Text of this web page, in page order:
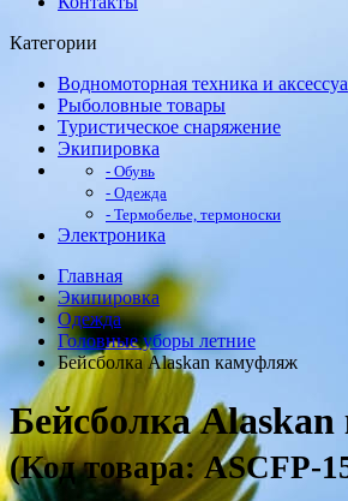
Категории
Водномоторная техника и
Рыболовные товары
Туристическое снаряжение
Экипировка
- Обувь
- Одежда
- Термобелье, термоноски
Электроника
Главная
Экипировка
Одежда
Головные уборы летние
Бейсболка Alaskan камуфляж
Бейсболка
(Код товара: ASCFP-